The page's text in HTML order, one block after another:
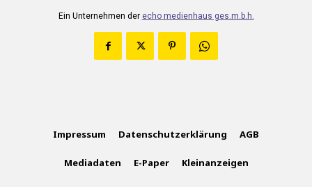
Ein Unternehmen der echo medienhaus ges.m.b.h.
Impressum Datenschutzerklärung AGB
Mediadaten E-Paper Kleinanzeigen